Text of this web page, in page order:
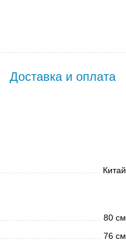
Доставка и оплата
Китай
80 см
76 см